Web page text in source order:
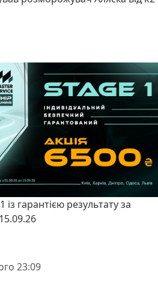
гарантією результату за
23:09